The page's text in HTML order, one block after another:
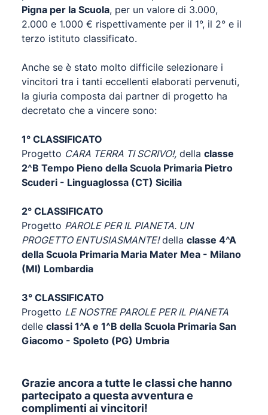
Pigna per la Scuola, per un valore di 3.000,
2.000 e 1.000 € rispettivamente per il 1°, il 2° e il
terzo istituto classificato.
Anche se è stato molto difficile selezionare i
vincitori tra i tanti eccellenti elaborati pervenuti,
la giuria composta dai partner di progetto ha
decretato che a vincere sono:
1° CLASSIFICATO
Progetto CARA TERRA TI SCRIVO!, della classe
2^B Tempo Pieno della Scuola Primaria Pietro
Scuderi - Linguaglossa (CT) Sicilia
2° CLASSIFICATO
Progetto PAROLE PER IL PIANETA. UN
PROGETTO ENTUSIASMANTE!della classe 4^A
della Scuola Primaria Maria Mater Mea - Milano
(MI) Lombardia
3° CLASSIFICATO
Progetto LE NOSTRE PAROLE PER IL PIANETA
delle classi 1^A e 1^B della Scuola Primaria San
Giacomo - Spoleto (PG) Umbria
Grazie ancora a tutte le classi che hanno
partecipato a questa avventura e
complimenti ai vincitori!